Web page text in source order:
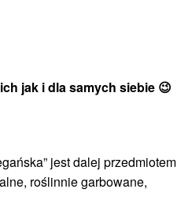
jak i dla samych siebie 😉
jest dalej przedmiotem
roślinnie garbowane,